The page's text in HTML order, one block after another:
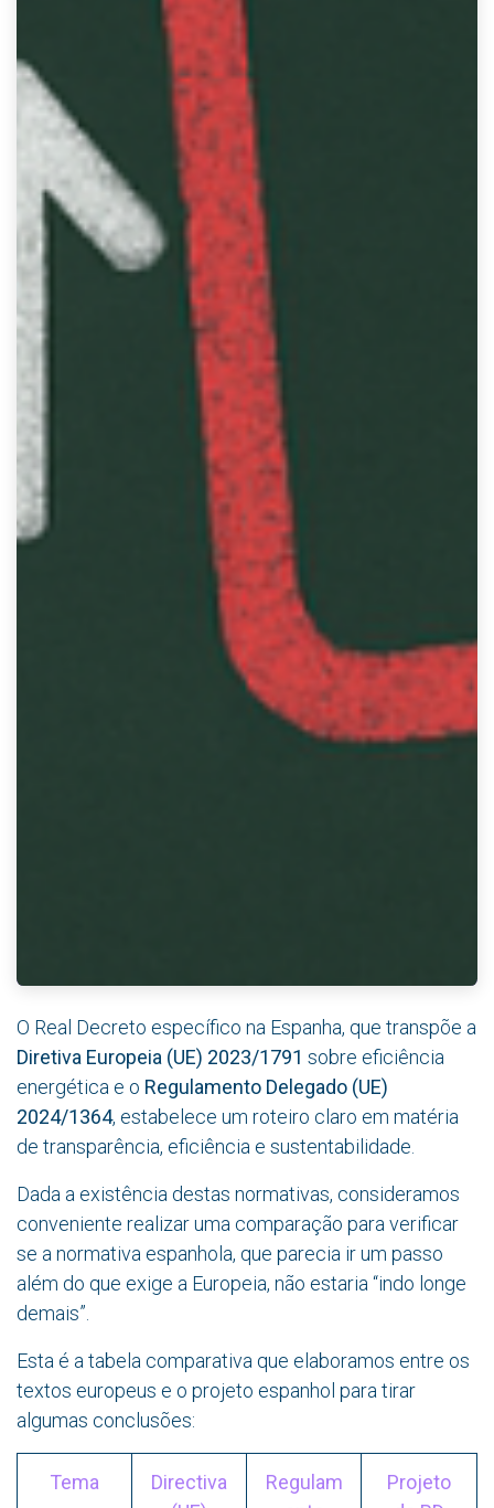
O Real Decreto específico na Espanha, que transpõe a
Diretiva Europeia (UE) 2023/1791 sobre eficiência
energética e o Regulamento Delegado (UE)
2024/1364, estabelece um roteiro claro em matéria
de transparência, eficiência e sustentabilidade.
Dada a existência destas normativas, consideramos
conveniente realizar uma comparação para verificar
se a normativa espanhola, que parecia ir um passo
além do que exige a Europeia, não estaria “indo longe
demais”.
Esta é a tabela comparativa que elaboramos entre os
textos europeus e o projeto espanhol para tirar
algumas conclusões:
Tema
Directiva
Regulam
Projeto